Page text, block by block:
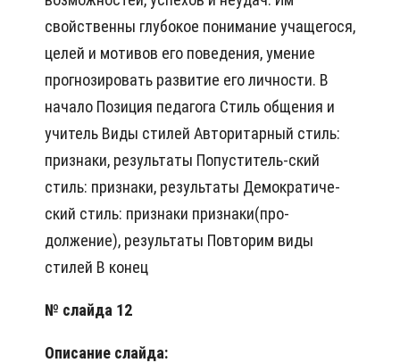
свойственны глубокое понимание учащегося,
целей и мотивов его поведения, умение
прогнозировать развитие его личности. В
начало Позиция педагога Стиль общения и
учитель Виды стилей Авторитарный стиль:
признаки, результаты Попуститель-ский
стиль: признаки, результаты Демократиче-
ский стиль: признаки признаки(про-
должение), результаты Повторим виды
стилей В конец
№ слайда 12
Описание слайда: